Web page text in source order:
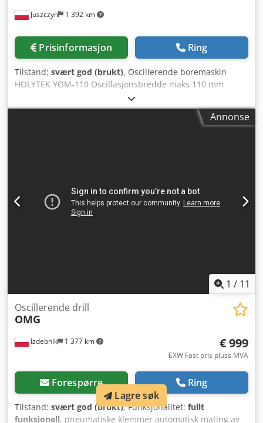
Juszczyn 1 392 km
Prisinformasjon Ring
Tilstand: svært god (brukt), Oscillerende boremaskin
HOLYTEK YOM-110 Oscillasjonsbredde maks 110 mm
Maksimal boredybde 50 mm Spindelhastighet 9500 o/min
Vippebord justerbart opp til 20° Verktøy festes med
spennhylse CE-sertifisert Crodpfxou Efhce Af Djf Annonse
1 / 11
Izdebnik 1 377 km
Oscillerende drill
OMG
€ 999
EXW Fast pris pluss MVA
Forespørre Ring
Tilstand: svært god (brukt), Funksjonalitet: fullt
funksjonell, pneumatiske klemmer automatisk mating av
Lagre søk